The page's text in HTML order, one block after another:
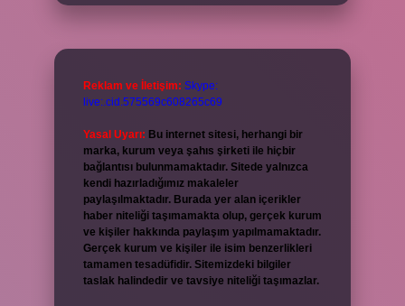
Reklam ve İletişim: Skype:
live:.cid.575569c608265c69
Yasal Uyarı: Bu internet sitesi, herhangi bir
marka, kurum veya şahıs şirketi ile hiçbir
bağlantısı bulunmamaktadır. Sitede yalnızca
kendi hazırladığımız makaleler
paylaşılmaktadır. Burada yer alan içerikler
haber niteliği taşımamakta olup, gerçek kurum
ve kişiler hakkında paylaşım yapılmamaktadır.
Gerçek kurum ve kişiler ile isim benzerlikleri
tamamen tesadüfidir. Sitemizdeki bilgiler
taslak halindedir ve tavsiye niteliği taşımazlar.